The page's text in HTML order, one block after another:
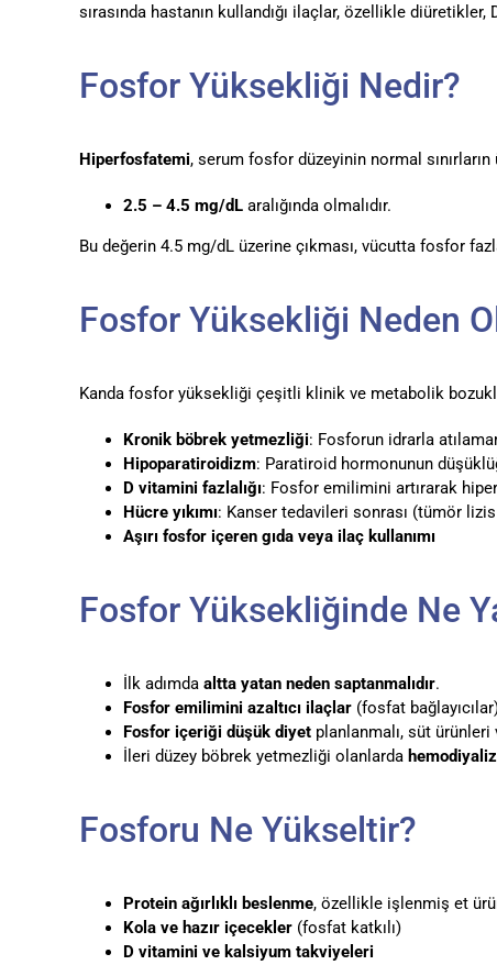
sırasında hastanın kullandığı ilaçlar, özellikle
Fosfor Yüksekliği Nedir?
Hiperfosfatemi, serum fosfor düzeyinin normal
2.5 – 4.5 mg/dLaralığında olmalıdır.
Bu değerin 4.5 mg/dL üzerine çıkması, vücutta fosfor
Fosfor Yüksekliği Neden
Kanda fosfor yüksekliği çeşitli klinik ve metabolik
Kronik böbrek yetmezliği: Fosforun idrarla
Hipoparatiroidizm: Paratiroid hormonunun
D vitamini fazlalığı: Fosfor emilimini artırarak
Hücre yıkımı: Kanser tedavileri sonrası (tümör
Aşırı fosfor içeren gıda veya ilaç kullanımı
Fosfor Yüksekliğinde Ne
İlk adımda altta yatan neden saptanmalıdır.
Fosfor emilimini azaltıcı ilaçlar(fosfat
Fosfor içeriği düşük diyetplanlanmalı, süt ürünleri
İleri düzey böbrek yetmezliği olanlarda hemodiyaliz
Fosforu Ne Yükseltir?
Protein ağırlıklı beslenme, özellikle işlenmiş et
Kola ve hazır içecekler(fosfat katkılı)
D vitamini ve kalsiyum takviyeleri